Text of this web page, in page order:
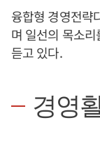
융합형 경영전략
며 일선의 목소
듣고 있다.
경영